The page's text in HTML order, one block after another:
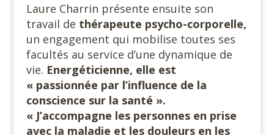
Laure Charrin présente ensuite son
travail de thérapeute psycho-corporelle,
un engagement qui mobilise toutes ses
facultés au service d’une dynamique de
vie. Energéticienne, elle est
« passionnée par l’influence de la
conscience sur la santé ».
« J’accompagne les personnes en prise
avec la maladie et les douleurs en les